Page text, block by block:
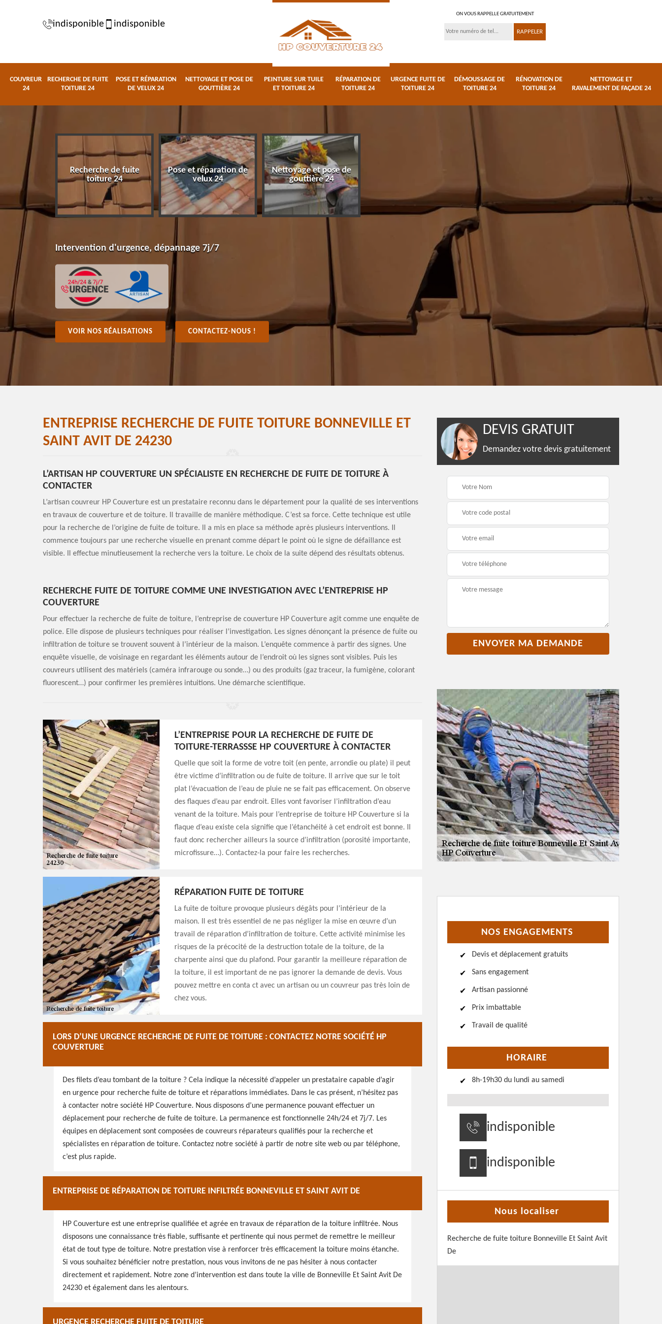
indisponible indisponible
ON VOUS RAPPELLE GRATUITEMENT
COUVREUR
24
RECHERCHE DE FUITE
TOITURE 24
POSE ET RÉPARATION
DE VELUX 24
NETTOYAGE ET POSE DE
GOUTTIÈRE 24
PEINTURE SUR TUILE
ET TOITURE 24
RÉPARATION DE
TOITURE 24
URGENCE FUITE DE
TOITURE 24
DÉMOUSSAGE DE
TOITURE 24
RÉNOVATION DE
TOITURE 24
NETTOYAGE ET
RAVALEMENT DE FAÇADE 24
Recherche de fuite
toiture 24
Pose et réparation de
velux 24
Nettoyage et pose de
gouttière 24
Réparation de toiture
Urgence fuite de
toiture 24
Intervention d'urgence, dépannage 7j/7
VOIR NOS RÉALISATIONS CONTACTEZ-NOUS !
ENTREPRISE RECHERCHE DE FUITE TOITURE BONNEVILLE ET
SAINT AVIT DE 24230
L’ARTISAN HP COUVERTURE UN SPÉCIALISTE EN RECHERCHE DE FUITE DE TOITURE À
CONTACTER
L’artisan couvreur HP Couverture est un prestataire reconnu dans le département pour la qualité de ses interventions
en travaux de couverture et de toiture. Il travaille de manière méthodique. C’est sa force. Cette technique est utile
pour la recherche de l’origine de fuite de toiture. Il a mis en place sa méthode après plusieurs interventions. Il
commence toujours par une recherche visuelle en prenant comme départ le point où le signe de défaillance est
visible. Il effectue minutieusement la recherche vers la toiture. Le choix de la suite dépend des résultats obtenus.
RECHERCHE FUITE DE TOITURE COMME UNE INVESTIGATION AVEC L’ENTREPRISE HP
COUVERTURE
Pour effectuer la recherche de fuite de toiture, l’entreprise de couverture HP Couverture agit comme une enquête de
police. Elle dispose de plusieurs techniques pour réaliser l’investigation. Les signes dénonçant la présence de fuite ou
infiltration de toiture se trouvent souvent à l’intérieur de la maison. L’enquête commence à partir des signes. Une
enquête visuelle, de voisinage en regardant les éléments autour de l’endroit où les signes sont visibles. Puis les
couvreurs utilisent des matériels (caméra infrarouge ou sonde…) ou des produits (gaz traceur, la fumigène, colorant
fluorescent…) pour confirmer les premières intuitions. Une démarche scientifique.
L’ENTREPRISE POUR LA RECHERCHE DE FUITE DE
TOITURE-TERRASSSE HP COUVERTURE À CONTACTER
Quelle que soit la forme de votre toit (en pente, arrondie ou plate) il peut
être victime d’infiltration ou de fuite de toiture. Il arrive que sur le toit
plat l’évacuation de l’eau de pluie ne se fait pas efficacement. On observe
des flaques d’eau par endroit. Elles vont favoriser l’infiltration d’eau
venant de la toiture. Mais pour l’entreprise de toiture HP Couverture si la
flaque d’eau existe cela signifie que l’étanchéité à cet endroit est bonne. Il
faut donc rechercher ailleurs la source d’infiltration (porosité importante,
microfissure…). Contactez-la pour faire les recherches.
RÉPARATION FUITE DE TOITURE
La fuite de toiture provoque plusieurs dégâts pour l’intérieur de la
maison. Il est très essentiel de ne pas négliger la mise en œuvre d’un
travail de réparation d’infiltration de toiture. Cette activité minimise les
risques de la précocité de la destruction totale de la toiture, de la
charpente ainsi que du plafond. Pour garantir la meilleure réparation de
la toiture, il est important de ne pas ignorer la demande de devis. Vous
pouvez mettre en conta ct avec un artisan ou un couvreur pas très loin de
chez vous.
LORS D’UNE URGENCE RECHERCHE DE FUITE DE TOITURE : CONTACTEZ NOTRE SOCIÉTÉ HP
COUVERTURE
Des filets d’eau tombant de la toiture ? Cela indique la nécessité d’appeler un prestataire capable d’agir
en urgence pour recherche fuite de toiture et réparations immédiates. Dans le cas présent, n’hésitez pas
à contacter notre société HP Couverture. Nous disposons d’une permanence pouvant effectuer un
déplacement pour recherche de fuite de toiture. La permanence est fonctionnelle 24h/24 et 7j/7. Les
équipes en déplacement sont composées de couvreurs réparateurs qualifiés pour la recherche et
spécialistes en réparation de toiture. Contactez notre société à partir de notre site web ou par téléphone,
c’est plus rapide.
ENTREPRISE DE RÉPARATION DE TOITURE INFILTRÉE BONNEVILLE ET SAINT AVIT DE
HP Couverture est une entreprise qualifiée et agrée en travaux de réparation de la toiture infiltrée. Nous
disposons une connaissance très fiable, suffisante et pertinente qui nous permet de remettre le meilleur
état de tout type de toiture. Notre prestation vise à renforcer très efficacement la toiture moins étanche.
Si vous souhaitez bénéficier notre prestation, nous vous invitons de ne pas hésiter à nous contacter
directement et rapidement. Notre zone d’intervention est dans toute la ville de Bonneville Et Saint Avit De
24230 et également dans les alentours.
DEVIS GRATUIT
Demandez votre devis gratuitement
NOS ENGAGEMENTS
Devis et déplacement gratuits
Sans engagement
Artisan passionné
Prix imbattable
Travail de qualité
HORAIRE
8h-19h30 du lundi au samedi
indisponible
indisponible
Nous localiser
Recherche de fuite toiture Bonneville Et Saint Avit
De